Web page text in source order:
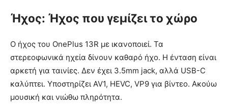
Ήχος: Ήχος που γεμίζει το χώρο
Ο ήχος του OnePlus 13R με ικανοποιεί. Τα
στερεοφωνικά ηχεία δίνουν καθαρό ήχο. Η ένταση είναι
αρκετή για ταινίες. Δεν έχει 3.5mm jack, αλλά USB-C
καλύπτει. Υποστηρίζει AV1, HEVC, VP9 για βίντεο. Ακούω
μουσική και νιώθω πληρότητα.